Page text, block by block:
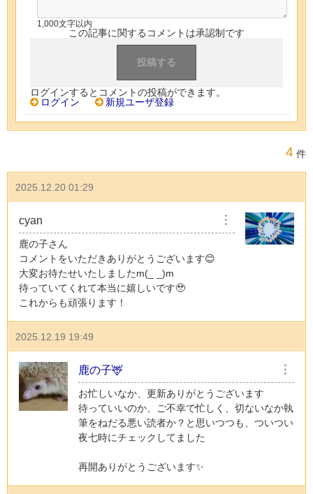
1,000文字以内
この記事に関するコメントは承認制です
ログインするとコメントの投稿ができます。
ログイン
新規ユーザ登録
4 件
2025.12.20 01:29
cyan ︙
鹿の子さん
コメントをいただきありがとうございます😊
大変お待たせいたしましたm(_ _)m
待っていてくれて本当に嬉しいです🥹
これからも頑張ります！
2025.12.19 19:49
鹿の子🦌 ︙
お忙しいなか、更新ありがとうございます
待っていいのか、ご不幸で忙しく、切ないなか執
筆をねだる悪い読者か？と思いつつも、ついつい
夜七時にチェックしてました
再開ありがとうございます✨